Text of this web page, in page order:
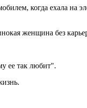
когда ехала на
женщина без
ее так любит".